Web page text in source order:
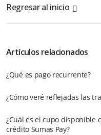
Regresar al inicio
Artículos relacionados
¿Qué es pago recurrente?
¿Cómo veré reflejadas las
¿Cuál es el cupo disponible
crédito Sumas Pay?